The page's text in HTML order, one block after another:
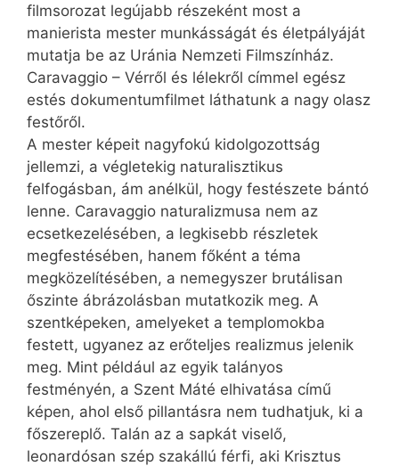
filmsorozat legújabb részeként most a
manierista mester munkásságát és életpályáját
mutatja be az Uránia Nemzeti Filmszínház.
Caravaggio – Vérről és lélekről címmel egész
estés dokumentumfilmet láthatunk a nagy olasz
festőről.
A mester képeit nagyfokú kidolgozottság
jellemzi, a végletekig naturalisztikus
felfogásban, ám anélkül, hogy festészete bántó
lenne. Caravaggio naturalizmusa nem az
ecsetkezelésében, a legkisebb részletek
megfestésében, hanem főként a téma
megközelítésében, a nemegyszer brutálisan
őszinte ábrázolásban mutatkozik meg. A
szentképeken, amelyeket a templomokba
festett, ugyanez az erőteljes realizmus jelenik
meg. Mint például az egyik talányos
festményén, a Szent Máté elhivatása című
képen, ahol első pillantásra nem tudhatjuk, ki a
főszereplő. Talán az a sapkát viselő,
leonardósan szép szakállú férfi, aki Krisztus